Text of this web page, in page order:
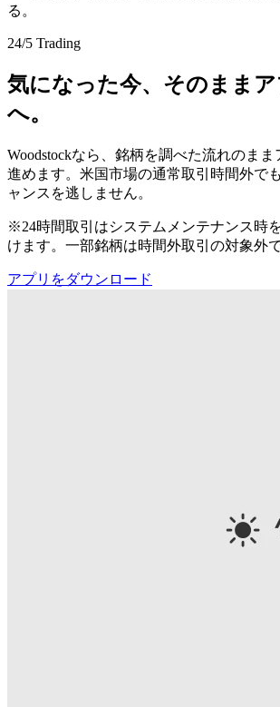
る。
24/5 Trading
気になった今、そのままア
へ。
Woodstockなら、銘柄を調べた流れのま
進めます。米国市場の通常取引時間外で
ャンスを逃しません。
※24時間取引はシステムメンテナンス時
けます。一部銘柄は時間外取引の対象外で
アプリをダウンロード